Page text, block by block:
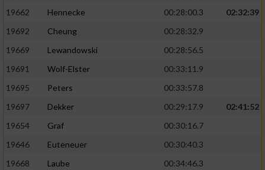
19662
Hennecke 00:28:00.3
02:32:39
19692
Cheung
00:28:32.9
19669
Lewandowski
00:28:56.5
19691
Wolf-Elster
00:33:11.9
19695
Peters
00:33:57.8
19697
Dekker 00:29:17.9
02:41:52
19654
Graf
00:30:16.7
19646
Euteneuer
00:30:40.3
19668
Laube 00:34:46.3